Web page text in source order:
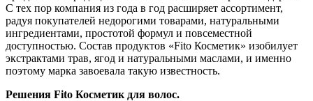
С тех пор компания из года в год расширяет ассортимент,
радуя покупателей недорогими товарами, натуральными
ингредиентами, простотой формул и повсеместной
доступностью. Состав продуктов «Fito Косметик» изобилует
экстрактами трав, ягод и натуральными маслами, и именно
поэтому марка завоевала такую известность.
Решения Fito Косметик для волос.